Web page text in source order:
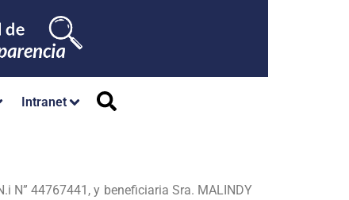
Intranet
N” 44767441, y beneficiaria Sra. MALINDY